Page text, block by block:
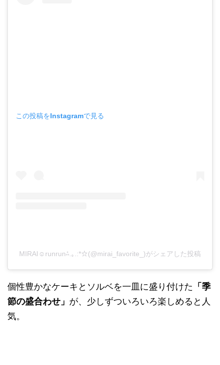
この投稿をInstagramで見る
MIRAI☺︎runrun⁂.｡.:*☆(@mirai_favorite_)がシェアした投稿
個性豊かなケーキとソルベを一皿に盛り付けた 「季
節の盛合わせ」 が、少しずついろいろ楽しめると人
気。